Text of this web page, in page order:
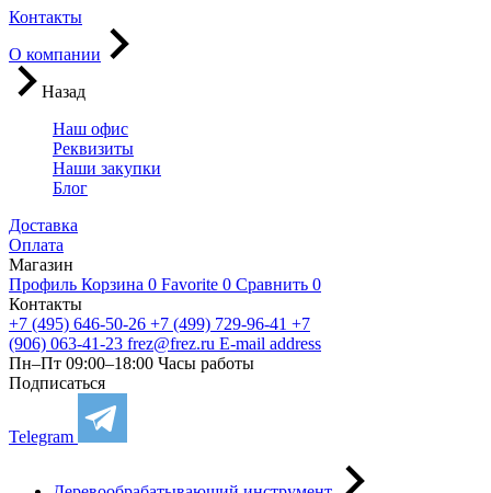
Контакты
О компании
Назад
Наш офис
Реквизиты
Наши закупки
Блог
Доставка
Оплата
Магазин
Профиль Корзина 0 Favorite 0 Сравнить 0
Контакты
+7 (495) 646-50-26 +7 (499) 729-96-41 +7
(906) 063-41-23 frez@frez.ru E-mail address
Пн–Пт 09:00–18:00 Часы работы
Подписаться
Telegram